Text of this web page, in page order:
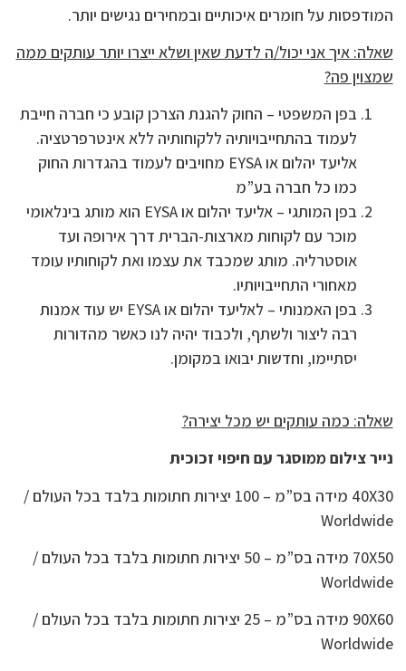
המודפסות על חומרים איכותיים ובמחירים נגישים יותר.
שאלה: איך אני יכול/ה לדעת שאין ושלא ייצרו יותר עותקים ממה
שמצוין פה?
בפן המשפטי – החוק להגנת הצרכן קובע כי חברה חייבת
לעמוד בהתחייבויותיה ללקוחותיה ללא אינטרפרטציה.
אליעד יהלום או EYSA מחויבים לעמוד בהגדרות החוק
כמו כל חברה בע”מ
בפן המותגי – אליעד יהלום או EYSA הוא מותג בינלאומי
מוכר עם לקוחות מארצות-הברית דרך אירופה ועד
אוסטרליה. מותג שמכבד את עצמו ואת לקוחותיו עומד
מאחורי התחייבויותיו.
בפן האמנותי – לאליעד יהלום או EYSA יש עוד אמנות
רבה ליצור ולשתף, ולכבוד יהיה לנו כאשר מהדורות
יסתיימו, וחדשות יבואו במקומן.
שאלה: כמה עותקים יש מכל יצירה?
נייר צילום ממוסגר עם חיפוי זכוכית
40X30 מידה בס”מ – 100 יצירות חתומות בלבד בכל העולם /
Worldwide
70X50 מידה בס”מ – 50 יצירות חתומות בלבד בכל העולם /
Worldwide
90X60 מידה בס”מ – 25 יצירות חתומות בלבד בכל העולם /
Worldwide